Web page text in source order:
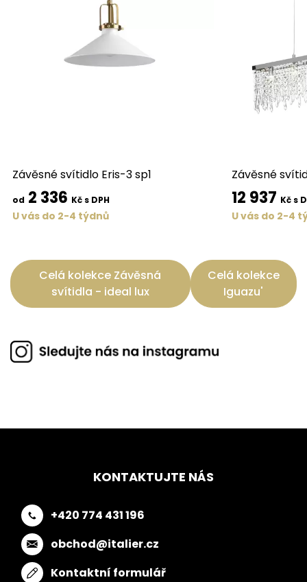
Závěsné svítidlo Eris-3 sp1
od 2 336 Kč s DPH
U vás do 2-4 týdnů
Závěsné
12 937 Kč s
U vás do 2-4
Celá kolekce Závěsná
svítidla - ideal lux
Celá kolekce
Iguazu'
KONTAKTUJTE NÁS
+420 774 431 196
obchod@italier.cz
Kontaktní formulář